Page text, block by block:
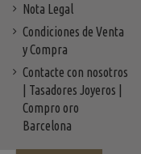
Nota Legal
Condiciones de Venta
y Compra
Contacte con nosotros
| Tasadores Joyeros |
Compro oro
Barcelona